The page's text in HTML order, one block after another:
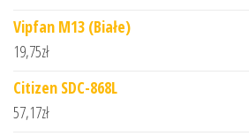
Vipfan M13 (Białe)
19,75zł
Citizen SDC-868L
57,17zł